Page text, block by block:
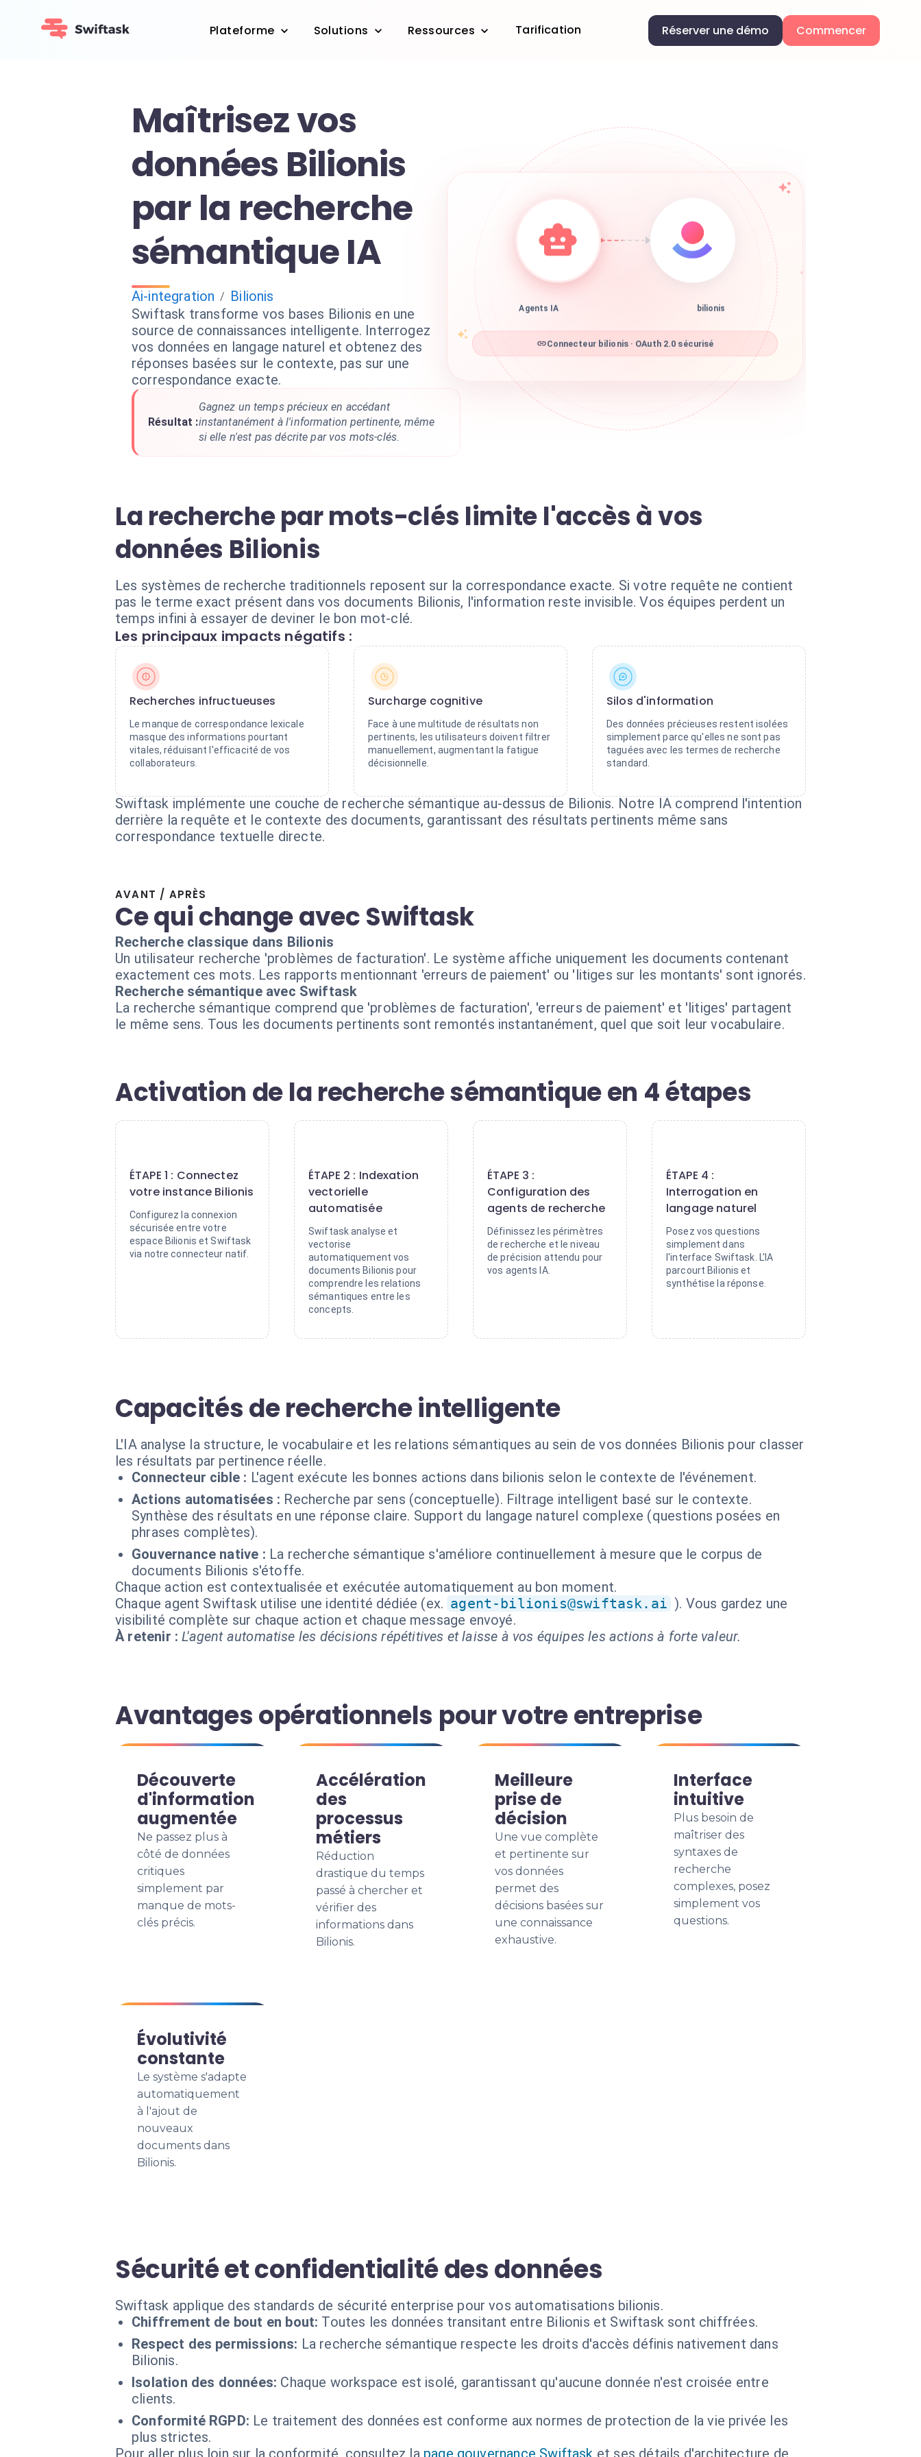
Plateforme Solutions Ressources Tarification Réserver une démo Commencer
Maîtrisez vos
données Bilionis
par la recherche
sémantique IA
Ai-integration / Bilionis
Swiftask transforme vos bases Bilionis en une
source de connaissances intelligente. Interrogez
vos données en langage naturel et obtenez des
réponses basées sur le contexte, pas sur une
correspondance exacte.
Résultat :
Gagnez un temps précieux en accédant
instantanément à l'information pertinente, même
si elle n'est pas décrite par vos mots-clés.
Agents IA bilionis
Connecteur bilionis · OAuth 2.0 sécurisé
La recherche par mots-clés limite l'accès à vos
données Bilionis
Les systèmes de recherche traditionnels reposent sur la correspondance exacte. Si votre requête ne contient
pas le terme exact présent dans vos documents Bilionis, l'information reste invisible. Vos équipes perdent un
temps infini à essayer de deviner le bon mot-clé.
Les principaux impacts négatifs :
Recherches infructueuses
Le manque de correspondance lexicale
masque des informations pourtant
vitales, réduisant l'efficacité de vos
collaborateurs.
Surcharge cognitive
Face à une multitude de résultats non
pertinents, les utilisateurs doivent filtrer
manuellement, augmentant la fatigue
décisionnelle.
Silos d'information
Des données précieuses restent isolées
simplement parce qu'elles ne sont pas
taguées avec les termes de recherche
standard.
Swiftask implémente une couche de recherche sémantique au-dessus de Bilionis. Notre IA comprend l'intention
derrière la requête et le contexte des documents, garantissant des résultats pertinents même sans
correspondance textuelle directe.
AVANT / APRÈS
Ce qui change avec Swiftask
Recherche classique dans Bilionis
Un utilisateur recherche 'problèmes de facturation'. Le système affiche uniquement les documents contenant
exactement ces mots. Les rapports mentionnant 'erreurs de paiement' ou 'litiges sur les montants' sont ignorés.
Recherche sémantique avec Swiftask
La recherche sémantique comprend que 'problèmes de facturation', 'erreurs de paiement' et 'litiges' partagent
le même sens. Tous les documents pertinents sont remontés instantanément, quel que soit leur vocabulaire.
Activation de la recherche sémantique en 4 étapes
ÉTAPE 1 : Connectez
votre instance Bilionis
Configurez la connexion
sécurisée entre votre
espace Bilionis et Swiftask
via notre connecteur natif.
ÉTAPE 2 : Indexation
vectorielle
automatisée
Swiftask analyse et
vectorise
automatiquement vos
documents Bilionis pour
comprendre les relations
sémantiques entre les
concepts.
ÉTAPE 3 :
Configuration des
agents de recherche
Définissez les périmètres
de recherche et le niveau
de précision attendu pour
vos agents IA.
ÉTAPE 4 :
Interrogation en
langage naturel
Posez vos questions
simplement dans
l'interface Swiftask. L'IA
parcourt Bilionis et
synthétise la réponse.
Capacités de recherche intelligente
L'IA analyse la structure, le vocabulaire et les relations sémantiques au sein de vos données Bilionis pour classer
les résultats par pertinence réelle.
Connecteur cible : L'agent exécute les bonnes actions dans bilionis selon le contexte de l'événement.
Actions automatisées : Recherche par sens (conceptuelle). Filtrage intelligent basé sur le contexte.
Synthèse des résultats en une réponse claire. Support du langage naturel complexe (questions posées en
phrases complètes).
Gouvernance native : La recherche sémantique s'améliore continuellement à mesure que le corpus de
documents Bilionis s'étoffe.
Chaque action est contextualisée et exécutée automatiquement au bon moment.
Chaque agent Swiftask utilise une identité dédiée (ex. agent-bilionis@swiftask.ai ). Vous gardez une
visibilité complète sur chaque action et chaque message envoyé.
À retenir : L'agent automatise les décisions répétitives et laisse à vos équipes les actions à forte valeur.
Avantages opérationnels pour votre entreprise
Découverte
d'information
augmentée
Ne passez plus à
côté de données
critiques
simplement par
manque de mots-
clés précis.
Accélération
des
processus
métiers
Réduction
drastique du temps
passé à chercher et
vérifier des
informations dans
Bilionis.
Meilleure
prise de
décision
Une vue complète
et pertinente sur
vos données
permet des
décisions basées sur
une connaissance
exhaustive.
Interface
intuitive
Plus besoin de
maîtriser des
syntaxes de
recherche
complexes, posez
simplement vos
questions.
Évolutivité
constante
Le système s'adapte
automatiquement
à l'ajout de
nouveaux
documents dans
Bilionis.
Sécurité et confidentialité des données
Swiftask applique des standards de sécurité enterprise pour vos automatisations bilionis.
Chiffrement de bout en bout: Toutes les données transitant entre Bilionis et Swiftask sont chiffrées.
Respect des permissions: La recherche sémantique respecte les droits d'accès définis nativement dans
Bilionis.
Isolation des données: Chaque workspace est isolé, garantissant qu'aucune donnée n'est croisée entre
clients.
Conformité RGPD: Le traitement des données est conforme aux normes de protection de la vie privée les
plus strictes.
Pour aller plus loin sur la conformité, consultez la page gouvernance Swiftask et ses détails d'architecture de